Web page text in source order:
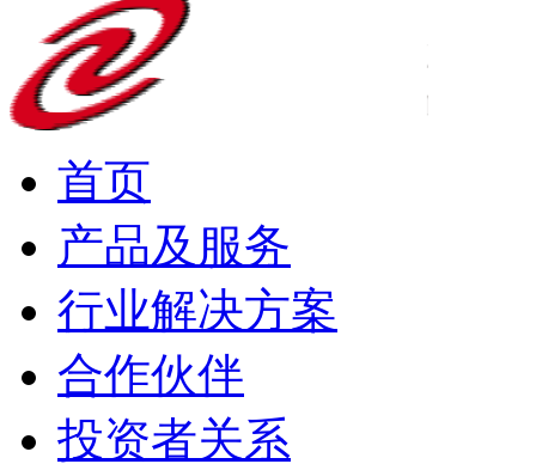
首页
产品及服务
行业解决方案
合作伙伴
投资者关系